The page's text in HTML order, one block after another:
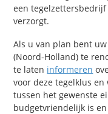
een
verzorgt.
Als u van plan bent
(Noord-Holland) te
te laten informeren
voor deze tegelklus
tussen het gewenste
budgetvriendelijk is